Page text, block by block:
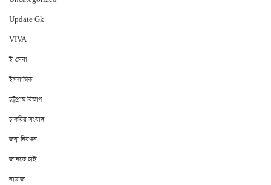
Update Gk
VIVA
ই-সেবা
ইসলামিক
চট্রগ্রাম বিভাগ
চাকরির সংবাদ
জন্ম নিবন্ধন
জানতে চাই
নামাজ